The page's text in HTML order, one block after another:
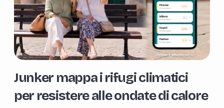
Junker mappa i rifugi climatici
per resistere alle ondate di calore